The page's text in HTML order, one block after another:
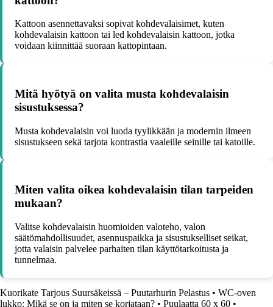
Kattoon asennettavaksi sopivat kohdevalaisimet, kuten
kohdevalaisin kattoon tai led kohdevalaisin kattoon, jotka
voidaan kiinnittää suoraan kattopintaan.
Mitä hyötyä on valita musta kohdevalaisin
sisustuksessa?
Musta kohdevalaisin voi luoda tyylikkään ja modernin ilmeen
sisustukseen sekä tarjota kontrastia vaaleille seinille tai katoille.
Miten valita oikea kohdevalaisin tilan tarpeiden
mukaan?
Valitse kohdevalaisin huomioiden valoteho, valon
säätömahdollisuudet, asennuspaikka ja sisustukselliset seikat,
jotta valaisin palvelee parhaiten tilan käyttötarkoitusta ja
tunnelmaa.
Kuorikate Tarjous Suursäkeissä – Puutarhurin Pelastus • WC-oven
lukko: Mikä se on ja miten se korjataan? • Puulaatta 60 x 60 •